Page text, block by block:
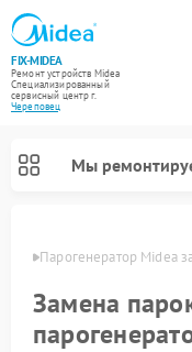
FIX-MIDEA
Ремонт устройств Midea
Специализированный
cервисный центр г.
Череповец
Мы
Парогенератор Midea
Замена